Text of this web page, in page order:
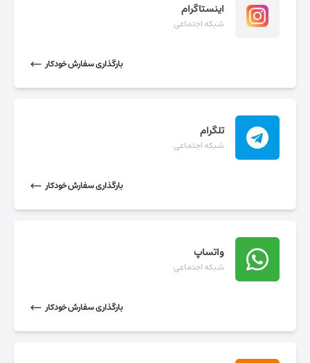
اینستاگرام
شبکه اجتماعی
بارگذاری سفارش خودکار
تلگرام
شبکه اجتماعی
بارگذاری سفارش خودکار
واتساپ
شبکه اجتماعی
بارگذاری سفارش خودکار